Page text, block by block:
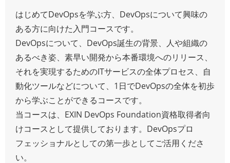
はじめてDevOpsを学ぶ方、DevOpsについて興味の
ある方に向けた入門コースです。
DevOpsについて、DevOps誕生の背景、人や組織の
あるべき姿、素早い開発から本番環境へのリリース、
それを実現するためのITサービスの全体プロセス、自
動化ツールなどについて、1日でDevOpsの全体を初歩
から学ぶことができるコースです。
当コースは、EXIN DevOps Foundation資格取得者向
けコースとして提供しております。DevOpsプロ
フェッショナルとしての第一歩としてご活用くださ
い。